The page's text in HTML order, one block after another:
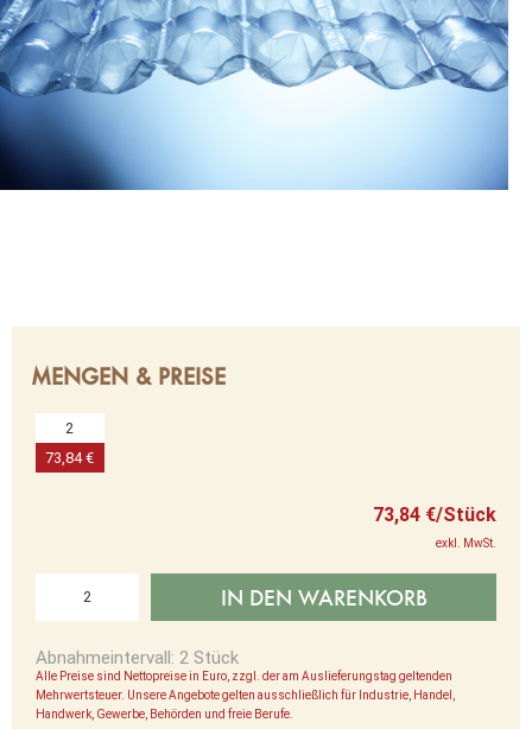
MENGEN & PREISE
2
73,84 €
73,84 €/Stück
exkl. MwSt.
Abnahmeintervall: 2 Stück
Alle Preise sind Nettopreise in Euro, zzgl. der am Auslieferungstag geltenden
Mehrwertsteuer. Unsere Angebote gelten ausschließlich für Industrie, Handel,
Handwerk, Gewerbe, Behörden und freie Berufe.
IN DEN WARENKORB